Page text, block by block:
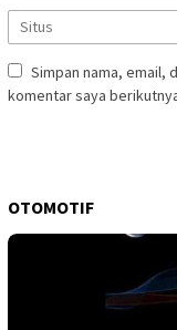
Simpan nama, email,
komentar saya
OTOMOTIF